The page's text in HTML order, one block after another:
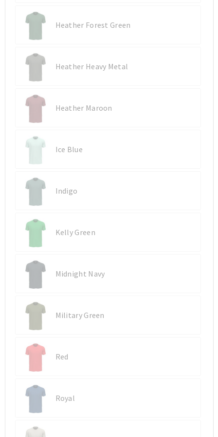
Sporttassen
Documententassen
Heuptassen
Sporttassen
Documententassen
Heuptassen
Heather Forest Green
Heather Heavy Metal
Heather Maroon
Ice Blue
Indigo
Kelly Green
Midnight Navy
Military Green
Red
Royal